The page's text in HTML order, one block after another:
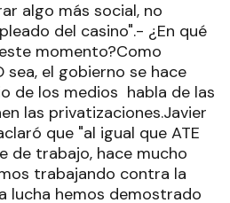
algo más social, no
del casino".- ¿En qué
momento?Como
sea, el gobierno se hace
de los medios habla de las
las privatizaciones.Javier
que "al igual que ATE
de trabajo, hace mucho
trabajando contra la
lucha hemos demostrado